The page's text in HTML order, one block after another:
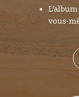
vous-